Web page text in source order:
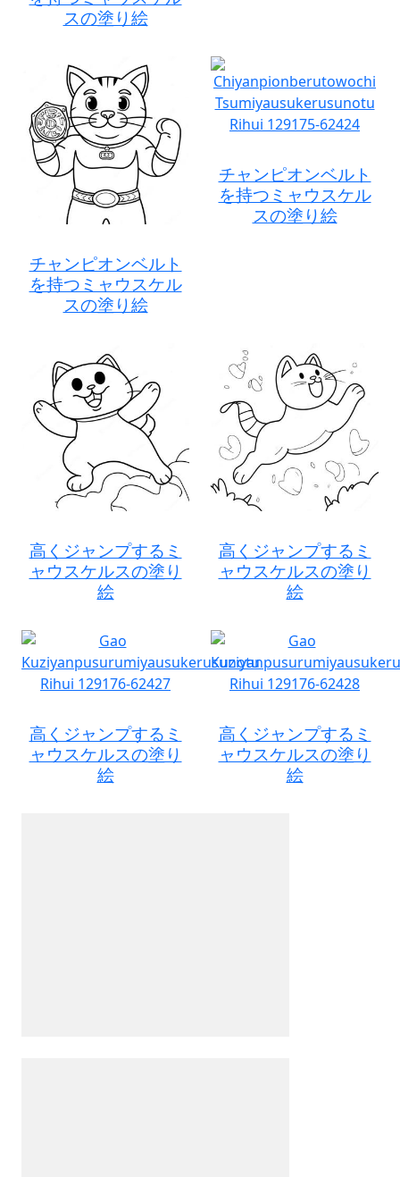
スの塗り絵
チャンピオンベルト
を持つミャウスケル
スの塗り絵
チャンピオンベルト
を持つミャウスケル
スの塗り絵
高くジャンプするミ
ャウスケルスの塗り
絵
高くジャンプするミ
ャウスケルスの塗り
絵
高くジャンプするミ
ャウスケルスの塗り
絵
高くジャンプするミ
ャウスケルスの塗り
絵